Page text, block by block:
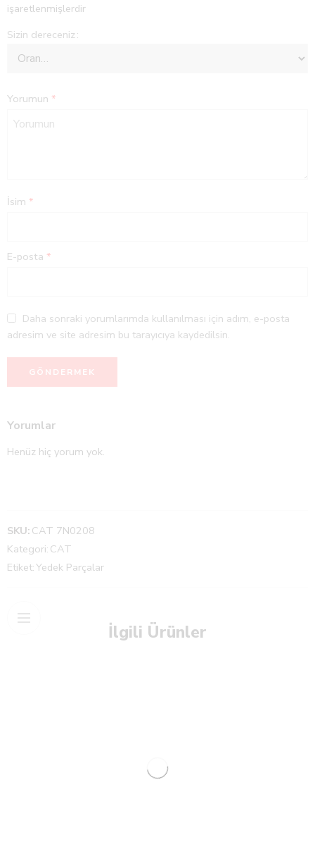
işaretlenmişlerdir
Sizin dereceniz
Yorumun *
İsim *
E-posta *
Daha sonraki yorumlarımda kullanılması için adım, e-posta
adresim ve site adresim bu tarayıcıya kaydedilsin.
Yorumlar
Henüz hiç yorum yok.
SKU: CAT 7N0208
Kategori: CAT
Etiket:Yedek Parçalar
İlgili Ürünler